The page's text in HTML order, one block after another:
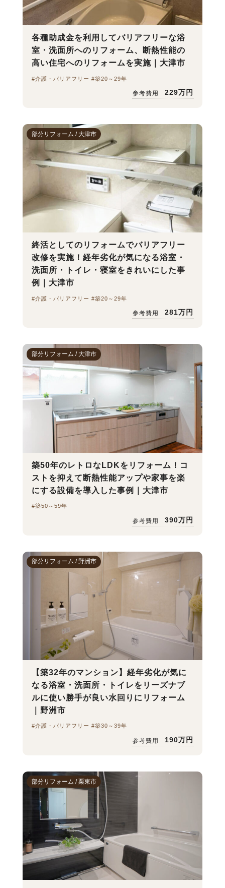
各種助成金を利用してバリアフリーな浴
室・洗面所へのリフォーム、断熱性能の
高い住宅へのリフォームを実施｜大津市
#介護・バリアフリー #築20～29年
参考費用 229万円
部分リフォーム / 大津市
終活としてのリフォームでバリアフリー
改修を実施！経年劣化が気になる浴室・
洗面所・トイレ・寝室をきれいにした事
例｜大津市
#介護・バリアフリー #築20～29年
参考費用 281万円
部分リフォーム / 大津市
築50年のレトロなLDKをリフォーム！コ
ストを抑えて断熱性能アップや家事を楽
にする設備を導入した事例｜大津市
#築50～59年
参考費用 390万円
部分リフォーム / 野洲市
【築32年のマンション】経年劣化が気に
なる浴室・洗面所・トイレをリーズナブ
ルに使い勝手が良い水回りにリフォーム
｜野洲市
#介護・バリアフリー #築30～39年
参考費用 190万円
部分リフォーム / 栗東市